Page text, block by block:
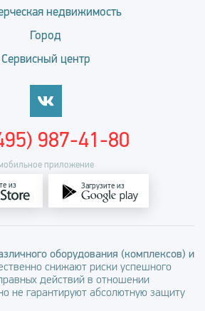
недвижимость
Город
Сервисный центр
приложение
из Загрузите из
987-41-80
оборудования (комплексов) и
снижают риски успешного
действий в отношении
не гарантируют абсолютную защиту